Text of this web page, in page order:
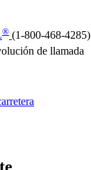
® (1-800-468-4285)
de llamada